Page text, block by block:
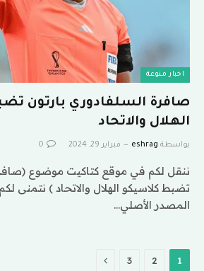
اخبار منوعة
صافرة السلفادوري بارتون
الهلال والاتحاد
بواسطة eshrag فبراير 29, 2024 0
ننقل لكم في موقع كتاكيت موضوع
تضبط كلاسيكو الهلال والاتحاد ) نتمنى
المصدر الأصلي…
1
2
3 التالي